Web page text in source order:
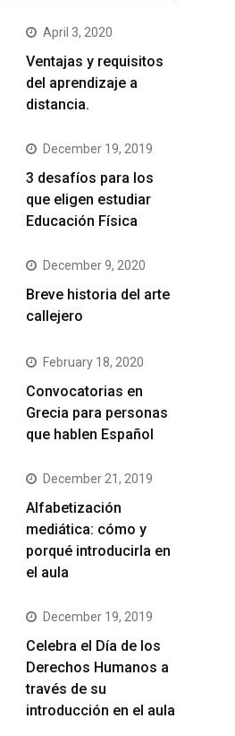
April 3, 2020
Ventajas y requisitos
del aprendizaje a
distancia.
December 19, 2019
3 desafíos para los
que eligen estudiar
Educación Física
December 9, 2020
Breve historia del arte
callejero
February 18, 2020
Convocatorias en
Grecia para personas
que hablen Español
December 21, 2019
Alfabetización
mediática: cómo y
porqué introducirla en
el aula
December 19, 2019
Celebra el Día de los
Derechos Humanos a
través de su
introducción en el aula